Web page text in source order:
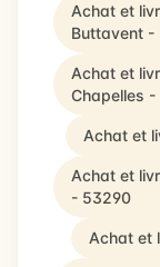
Achat et
Buttavent -
Achat et
Chapelles
Achat et
Achat et
- 53290
Achat et